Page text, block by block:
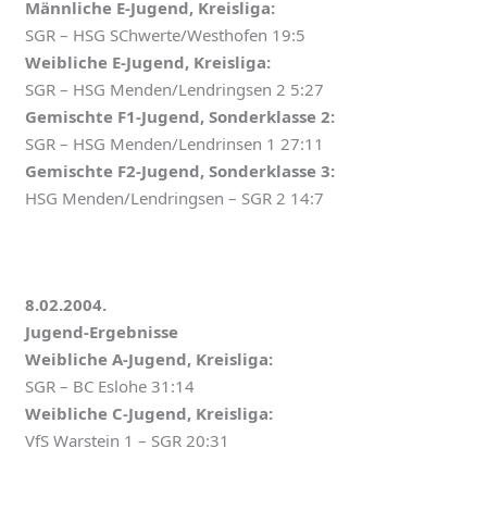
Männliche E-Jugend, Kreisliga:
SGR – HSG SChwerte/Westhofen 19:5
Weibliche E-Jugend, Kreisliga:
SGR – HSG Menden/Lendringsen 2 5:27
Gemischte F1-Jugend, Sonderklasse 2:
SGR – HSG Menden/Lendrinsen 1 27:11
Gemischte F2-Jugend, Sonderklasse 3:
HSG Menden/Lendringsen – SGR 2 14:7
8.02.2004.
Jugend-Ergebnisse
Weibliche A-Jugend, Kreisliga:
SGR – BC Eslohe 31:14
Weibliche C-Jugend, Kreisliga:
VfS Warstein 1 – SGR 20:31